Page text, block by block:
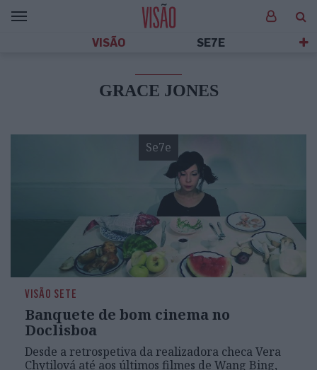
VISÃO SE7E
GRACE JONES
Se7e
VISÃO SETE
Banquete de bom cinema no
Doclisboa
Desde a retrospetiva da realizadora checa Vera
Chytilová até aos últimos filmes de Wang Bing,